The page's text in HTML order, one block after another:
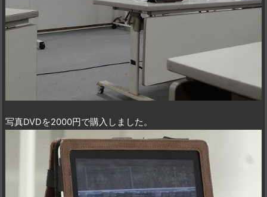
写真DVDを2000円で購入しました。